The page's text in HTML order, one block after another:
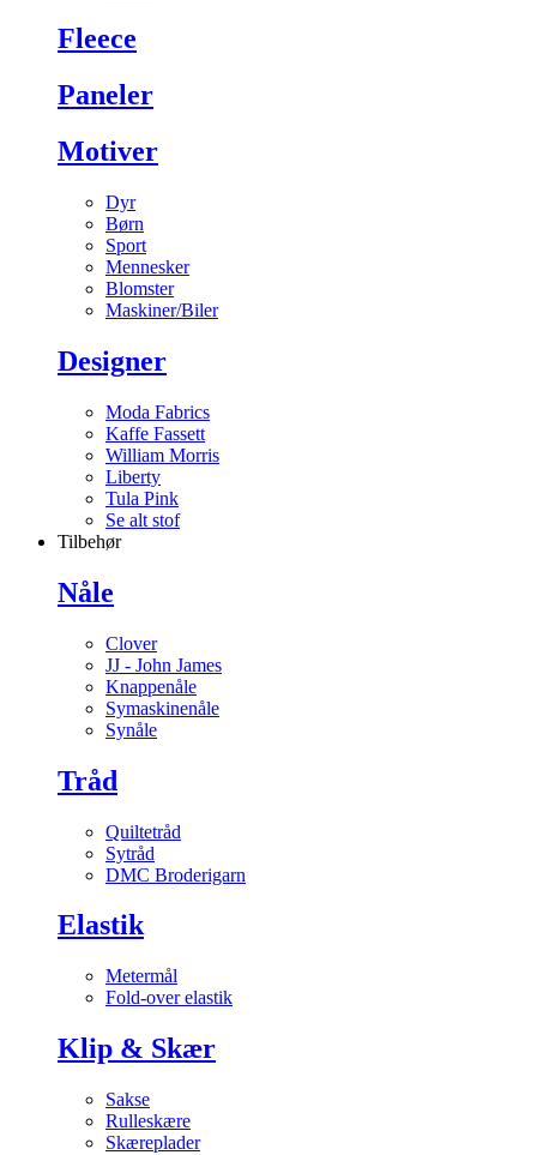
Fleece
Paneler
Motiver
Dyr
Børn
Sport
Mennesker
Blomster
Maskiner/Biler
Designer
Moda Fabrics
Kaffe Fassett
William Morris
Liberty
Tula Pink
Se alt stof
Tilbehør
Nåle
Clover
JJ - John James
Knappenåle
Symaskinenåle
Synåle
Tråd
Quiltetråd
Sytråd
DMC Broderigarn
Elastik
Metermål
Fold-over elastik
Klip & Skær
Sakse
Rulleskære
Skæreplader